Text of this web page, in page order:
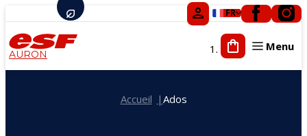
FR
AURON
Menu
Accueil Ados